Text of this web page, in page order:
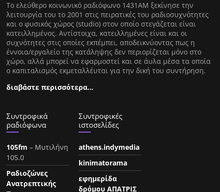
Tο ελεύθερο κοινωνικό ραδιόφωνο 1431AM ξεκίνησε την
λειτουργία του το 2001 στις πειρατικές του ραδιοσυχνότητες
και ο φυσικός χώρος (studio) στον οποίο στεγάζεται είναι
κατειλλημένος. Αντίστοιχα, κατειλλημένες είναι και οι
συχνότητες στις οποίες εκπέμπει, αποδεικνύοντας πως η
έννοια/εργαλείο της κατάληψης δεν περιορίζεται μόνο στο
χώρο, αλλά μπορεί να εφαρμοστεί και σε άυλα μέσα τα οποία
ο καπιταλισμός εκμεταλλέυται για την δική του συντήρηση.
διαβάστε περισσότερα…
Συντροφικά
ραδιόφωνα
105fm – Μυτιλήνη
105.0
Ραδιοζώνες
Ανατρεπτικής
Συντροφικές
ιστοσελίδες
athens.indymedia
kinimatorama
εφημερίδα
δρόμου ΑΠΑΤΡΙΣ